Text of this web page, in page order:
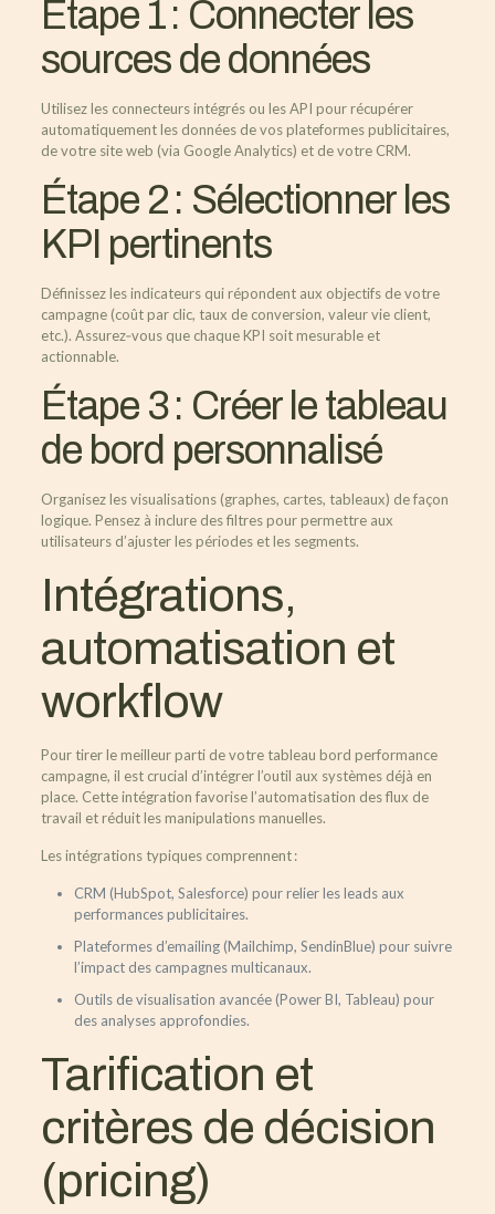
Étape 1 : Connecter les
sources de données
Utilisez les connecteurs intégrés ou les API pour récupérer
automatiquement les données de vos plateformes publicitaires,
de votre site web (via Google Analytics) et de votre CRM.
Étape 2 : Sélectionner les
KPI pertinents
Définissez les indicateurs qui répondent aux objectifs de votre
campagne (coût par clic, taux de conversion, valeur vie client,
etc.). Assurez‑vous que chaque KPI soit mesurable et
actionnable.
Étape 3 : Créer le tableau
de bord personnalisé
Organisez les visualisations (graphes, cartes, tableaux) de façon
logique. Pensez à inclure des filtres pour permettre aux
utilisateurs d’ajuster les périodes et les segments.
Intégrations,
automatisation et
workflow
Pour tirer le meilleur parti de votre tableau bord performance
campagne, il est crucial d’intégrer l’outil aux systèmes déjà en
place. Cette intégration favorise l’automatisation des flux de
travail et réduit les manipulations manuelles.
Les intégrations typiques comprennent :
CRM (HubSpot, Salesforce) pour relier les leads aux
performances publicitaires.
Plateformes d’emailing (Mailchimp, SendinBlue) pour suivre
l’impact des campagnes multicanaux.
Outils de visualisation avancée (Power BI, Tableau) pour
des analyses approfondies.
Tarification et
critères de décision
(pricing)